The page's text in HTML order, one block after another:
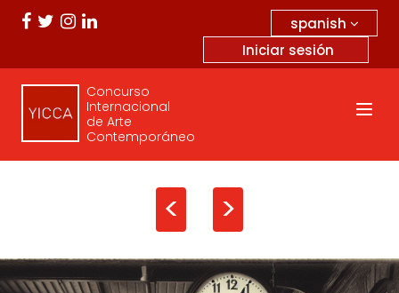
spanish
Iniciar sesión
Concurso
Internacional
de Arte
Contemporáneo
< >